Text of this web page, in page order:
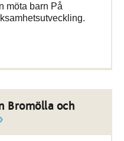
möta barn På
Bromölla och